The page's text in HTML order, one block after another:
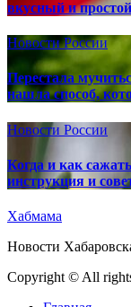
вкусный и простой
Новости России
Перестала
нашла способ,
Новости России
Когда и как
инструкция и
Хабмама
Новости
Copyright © All